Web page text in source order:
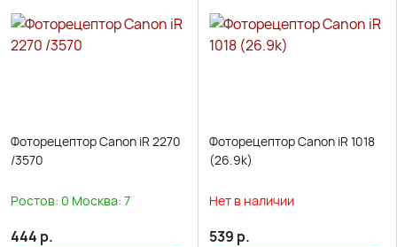
Фоторецептор Canon iR 2270
/3570
Ростов: 0 Москва: 7
444 р.
Фоторецептор Canon iR 1018
(26.9k)
Нет в наличии
539 р.